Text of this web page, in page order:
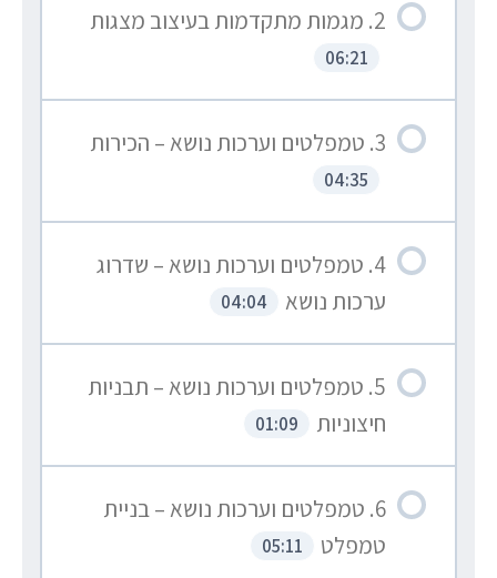
2. מגמות מתקדמות בעיצוב מצגות
06:21
3. טמפלטים וערכות נושא – הכירות
04:35
4. טמפלטים וערכות נושא – שדרוג
ערכות נושא
04:04
5. טמפלטים וערכות נושא – תבניות
חיצוניות
01:09
6. טמפלטים וערכות נושא – בניית
טמפלט
05:11